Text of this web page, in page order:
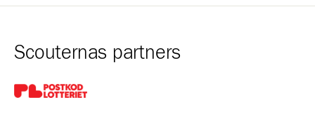
Scouternas partners
Gå till pl_50